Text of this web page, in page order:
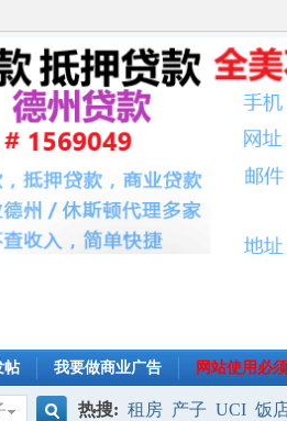
帖 我要做商业广告 网站使用必
热搜: 租房 产子 UCI 饭